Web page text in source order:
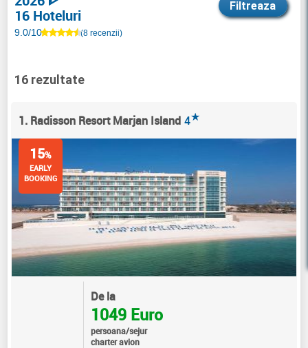
16 rezultate
1. Radisson Resort Marjan Island 4★
15%
EARLY
BOOKING
De la
1049 Euro
persoana/sejur
charter avion
16 Hoteluri
9.0/10 (8 recenzii)
Filtreaza